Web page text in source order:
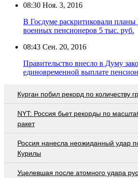
08:30 Ноя. 3, 2016
В Госдуме раскритиковали
военных пенсионеров 5 тыс. руб.
08:43 Сен. 20, 2016
Правительство внесло в Думу
единовременной выплате
Курган побил рекорд по количеству
NYT: Россия бьет рекорды по
ракет
Россия нанесла неожиданный удар
Курилы
Уцелевшая после атомного удара